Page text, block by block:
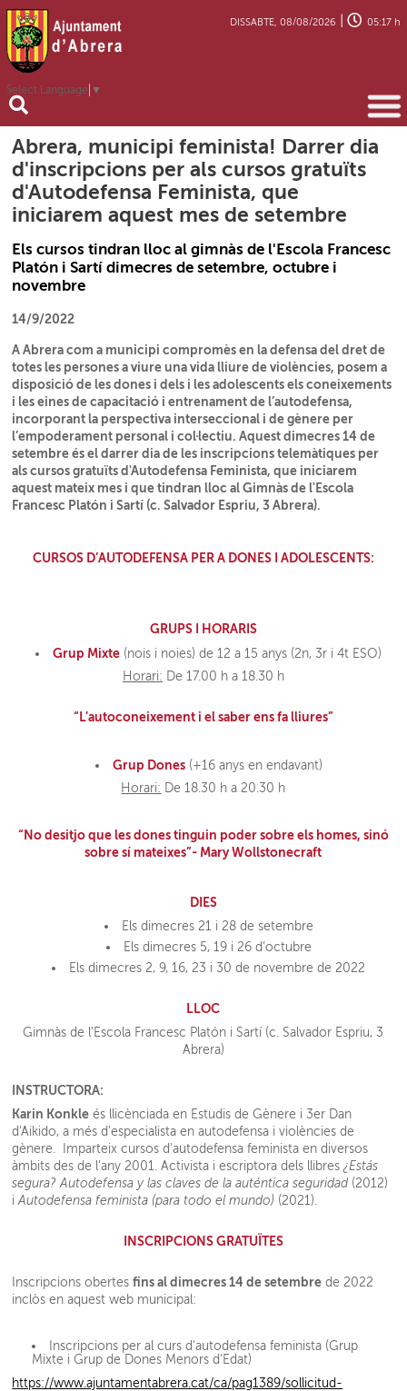
Select Language ▼
DISSABTE, 08/08/2026 05:17 h
Abrera, municipi feminista! Darrer dia
d'inscripcions per als cursos gratuïts
d'Autodefensa Feminista, que
iniciarem aquest mes de setembre
Els cursos tindran lloc al gimnàs de l'Escola Francesc
Platón i Sartí dimecres de setembre, octubre i
novembre
14/9/2022
A Abrera com a municipi compromès en la defensa del dret de
totes les persones a viure una vida lliure de violències, posem a
disposició de les dones i dels i les adolescents els coneixements
i les eines de capacitació i entrenament de l’autodefensa,
incorporant la perspectiva interseccional i de gènere per
l’empoderament personal i col·lectiu. Aquest dimecres 14 de
setembre és el darrer dia de les inscripcions telemàtiques per
als cursos gratuïts d'Autodefensa Feminista, que iniciarem
aquest mateix mes i que tindran lloc al Gimnàs de l'Escola
Francesc Platón i Sartí (c. Salvador Espriu, 3 Abrera).
CURSOS D’AUTODEFENSA PER A DONES I ADOLESCENTS:
GRUPS I HORARIS
Grup Mixte (nois i noies) de 12 a 15 anys (2n, 3r i 4t ESO)
Horari: De 17.00 h a 18.30 h
“L’autoconeixement i el saber ens fa lliures”
Grup Dones(+16 anys en endavant)
Horari: De 18.30 h a 20.30 h
“No desitjo que les dones tinguin poder sobre els homes, sinó
sobre sí mateixes”- Mary Wollstonecraft
DIES
Els dimecres 21 i 28 de setembre
Els dimecres 5, 19 i 26 d’octubre
Els dimecres 2, 9, 16, 23 i 30 de novembre de 2022
LLOC
Gimnàs de l'Escola Francesc Platón i Sartí (c. Salvador Espriu, 3
Abrera)
INSTRUCTORA:
Karin Konkle és llicènciada en Estudis de Gènere i 3er Dan
d'Aikido, a més d'especialista en autodefensa i violències de
gènere. Imparteix cursos d'autodefensa feminista en diversos
àmbits des de l’any 2001. Activista i escriptora dels llibres¿Estás
segura? Autodefensa y las claves de la auténtica seguridad (2012)
iAutodefensa feminista (para todo el mundo) (2021).
INSCRIPCIONS GRATUÏTES
Inscripcions obertesfins al dimecres 14 de setembre de 2022
inclòs en aquest web municipal:
Inscripcions per al curs d'autodefensa feminista (Grup
Mixte i Grup de Dones Menors d'Edat)
https://www.ajuntamentabrera.cat/ca/pag1389/sollicitud-